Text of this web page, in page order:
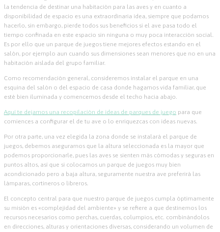
la tendencia de destinar una habitación para las aves y en cuanto a
disponibilidad de espacio es una extraordinaria idea, siempre que podamos
hacerlo, sin embargo, pierde todos sus beneficios si el ave pasa todo el
tiempo confinada en este espacio sin ninguna o muy poca interacción social.
Es por ello que un parque de juegos tiene mejores efectos estando en el
salón, por ejemplo aun cuando sus dimensiones sean menores que no en una
habitación aislada del grupo familiar.
Como recomendación general, consideremos instalar el parque en una
esquina del salón o del espacio de casa donde hagamos vida familiar, que
esté bien iluminada y comencemos desde el techo hacia abajo.
Aquí te dejamos una recopilación de ideas de parques de juego para que
comiences a configurar el de tu ave o lo enriquezcas con ideas nuevas.
Por otra parte, una vez elegida la zona donde se instalará el parque de
juegos, debemos asegurarnos que la altura seleccionada es la mayor que
podemos proporcionarle, pues las aves se sienten más cómodas y seguras en
puntos altos, así que si colocamos un parque de juegos muy bien
acondicionado pero a baja altura, seguramente nuestra ave preferirá las
lámparas, cortineros o libreros.
El concepto central para que nuestro parque de juegos cumpla óptimamente
su misión es «complejidad del ambiente» y se refiere a que destinemos los
recursos necesarios como perchas, cuerdas, columpios, etc. combinándolos
en direcciones, alturas y orientaciones diversas, considerando un volumen de